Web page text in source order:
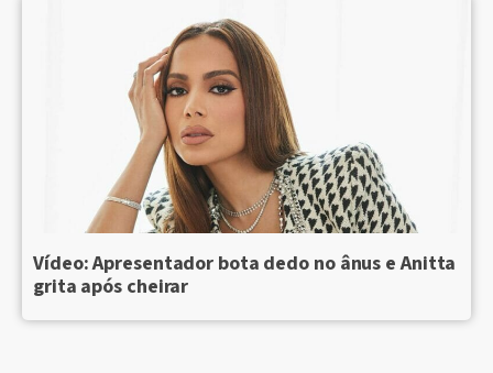
Vídeo: Apresentador bota dedo no ânus e Anitta
grita após cheirar